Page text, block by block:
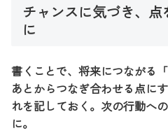
チャンスに気づき、
に
書くことで、将来につながる
あとからつなぎ合わせる点に
れを記しておく。次の行動へ
に。